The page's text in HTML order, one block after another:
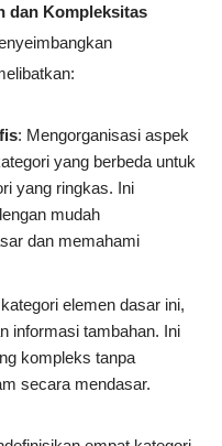
dan Kompleksitas
: Mengorganisasi aspek
yang berbeda untuk
yang ringkas. Ini
mudah
dan memahami
elemen dasar ini,
informasi tambahan. Ini
kompleks tanpa
secara mendasar.